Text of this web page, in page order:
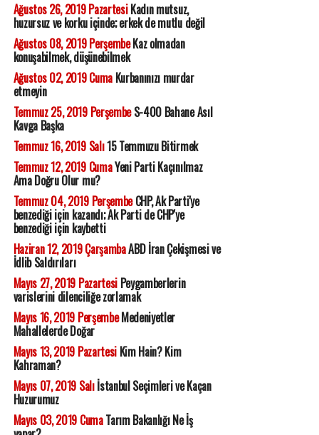
Ağustos 26, 2019 PazartesiKadın mutsuz,
huzursuz ve korku içinde; erkek de mutlu değil
Ağustos 08, 2019 PerşembeKaz olmadan
konuşabilmek, düşünebilmek
Ağustos 02, 2019 CumaKurbanınızı murdar
etmeyin
Temmuz 25, 2019 PerşembeS-400 Bahane Asıl
Kavga Başka
Temmuz 16, 2019 Salı15 Temmuzu Bitirmek
Temmuz 12, 2019 CumaYeni Parti Kaçınılmaz
Ama Doğru Olur mu?
Temmuz 04, 2019 PerşembeCHP, Ak Parti'ye
benzediği için kazandı; Ak Parti de CHP'ye
benzediği için kaybetti
Haziran 12, 2019 ÇarşambaABD İran Çekişmesi ve
İdlib Saldırıları
Mayıs 27, 2019 PazartesiPeygamberlerin
varislerini dilenciliğe zorlamak
Mayıs 16, 2019 PerşembeMedeniyetler
Mahallelerde Doğar
Mayıs 13, 2019 PazartesiKim Hain? Kim
Kahraman?
Mayıs 07, 2019 Salıİstanbul Seçimleri ve Kaçan
Huzurumuz
Mayıs 03, 2019 CumaTarım Bakanlığı Ne İş